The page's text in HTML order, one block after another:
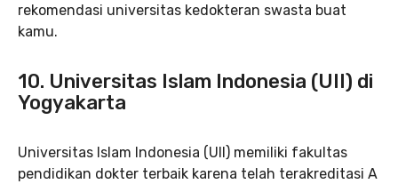
rekomendasi universitas kedokteran swasta buat
kamu.
10. Universitas Islam Indonesia (UII) di
Yogyakarta
Universitas Islam Indonesia (UII) memiliki fakultas
pendidikan dokter terbaik karena telah terakreditasi A